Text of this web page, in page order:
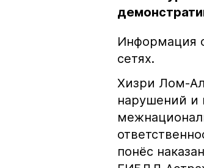
Информация
сетях.
Хизри Лом-
нарушений и
понёс